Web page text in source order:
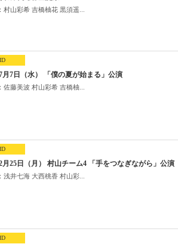
村山彩希 吉橋柚花 黒須遥...
月7日（水） 「僕の夏が始まる」公演
佐藤美波 村山彩希 吉橋柚...
月25日（月） 村山チーム4 「手をつなぎながら」公演
浅井七海 大西桃香 村山彩...